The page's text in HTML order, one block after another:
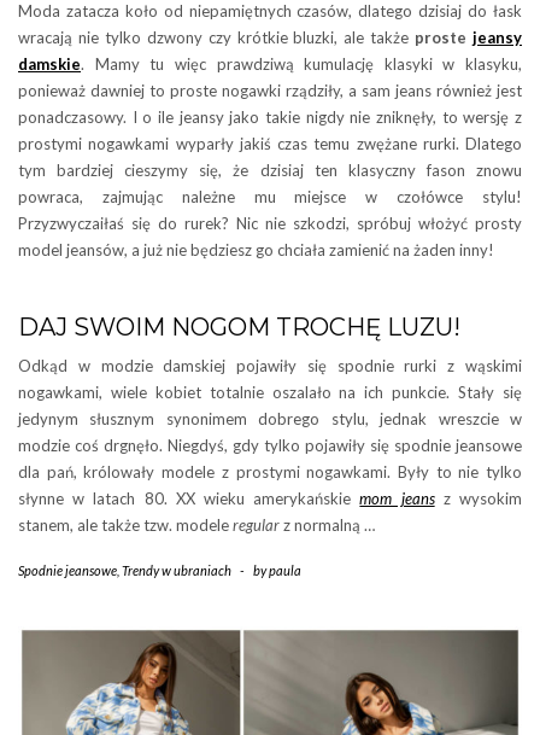
Moda zatacza koło od niepamiętnych czasów, dlatego dzisiaj do łask
wracają nie tylko dzwony czy krótkie bluzki, ale także prostejeansy
damskie. Mamy tu więc prawdziwą kumulację klasyki w klasyku,
ponieważ dawniej to proste nogawki rządziły, a sam jeans również jest
ponadczasowy. I o ile jeansy jako takie nigdy nie zniknęły, to wersję z
prostymi nogawkami wyparły jakiś czas temu zwężane rurki. Dlatego
tym bardziej cieszymy się, że dzisiaj ten klasyczny fason znowu
powraca, zajmując należne mu miejsce w czołówce stylu!
Przyzwyczaiłaś się do rurek? Nic nie szkodzi, spróbuj włożyć prosty
model jeansów, a już nie będziesz go chciała zamienić na żaden inny!
DAJ SWOIM NOGOM TROCHĘ LUZU!
Odkąd w modzie damskiej pojawiły się spodnie rurki z wąskimi
nogawkami, wiele kobiet totalnie oszalało na ich punkcie. Stały się
jedynym słusznym synonimem dobrego stylu, jednak wreszcie w
modzie coś drgnęło. Niegdyś, gdy tylko pojawiły się spodnie jeansowe
dla pań, królowały modele z prostymi nogawkami. Były to nie tylko
słynne w latach 80. XX wieku amerykańskiemom jeansz wysokim
stanem, ale także tzw. modeleregularz normalną …
Spodnie jeansowe Trendy w ubraniach - bypaula